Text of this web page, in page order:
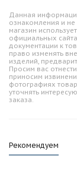
Данная
ознакомления и
магазин
официальных
документации к
право изменять
изделий,
Просим вас
приносим
фотографиях
уточнять
заказа.
Рекомендуем